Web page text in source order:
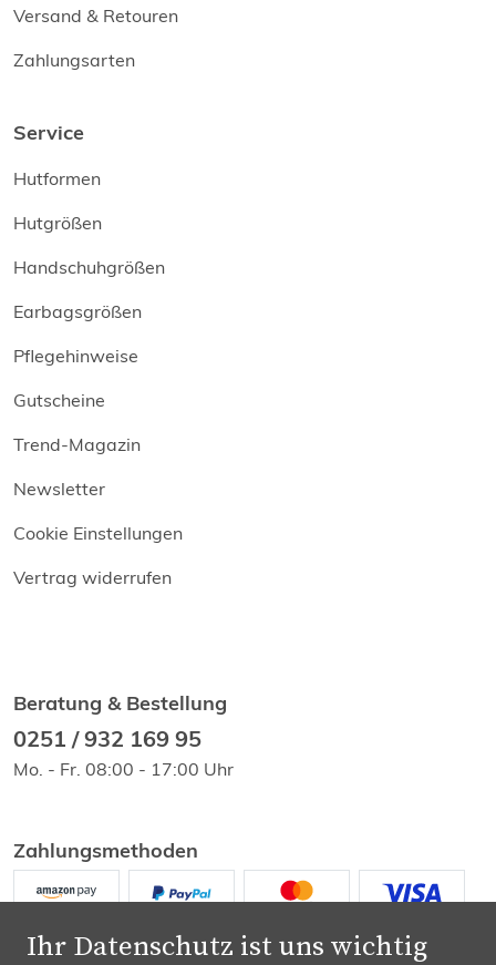
Ihr Datenschutz ist uns wichtig
Versand & Retouren
Zahlungsarten
Service
Hutformen
Hutgrößen
Handschuhgrößen
Earbagsgrößen
Pflegehinweise
Gutscheine
Trend-Magazin
Newsletter
Cookie Einstellungen
Vertrag widerrufen
Beratung & Bestellung
0251 / 932 169 95
Mo. - Fr. 08:00 - 17:00 Uhr
Zahlungsmethoden